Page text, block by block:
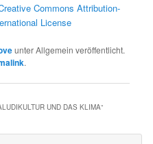
Commons Attribution-
License
unter Allgemein veröffentlicht.
.
UND DAS KLIMA“